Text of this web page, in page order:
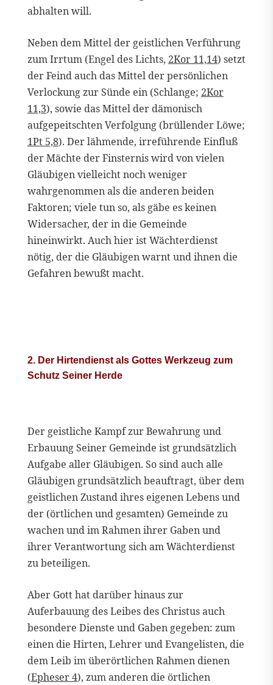
abhalten will.
Neben dem Mittel der geistlichen Verführung
zum Irrtum (Engel des Lichts, 2Kor 11,14) setzt
der Feind auch das Mittel der persönlichen
Verlockung zur Sünde ein (Schlange; 2Kor
11,3), sowie das Mittel der dämonisch
aufgepeitschten Verfolgung (brüllender Löwe;
1Pt 5,8). Der lähmende, irreführende Einfluß
der Mächte der Finsternis wird von vielen
Gläubigen vielleicht noch weniger
wahrgenommen als die anderen beiden
Faktoren; viele tun so, als gäbe es keinen
Widersacher, der in die Gemeinde
hineinwirkt. Auch hier ist Wächterdienst
nötig, der die Gläubigen warnt und ihnen die
Gefahren bewußt macht.
2. Der Hirtendienst als Gottes Werkzeug zum
Schutz Seiner Herde
Der geistliche Kampf zur Bewahrung und
Erbauung Seiner Gemeinde ist grundsätzlich
Aufgabe aller Gläubigen. So sind auch alle
Gläubigen grundsätzlich beauftragt, über dem
geistlichen Zustand ihres eigenen Lebens und
der (örtlichen und gesamten) Gemeinde zu
wachen und im Rahmen ihrer Gaben und
ihrer Verantwortung sich am Wächterdienst
zu beteiligen.
Aber Gott hat darüber hinaus zur
Auferbauung des Leibes des Christus auch
besondere Dienste und Gaben gegeben: zum
einen die Hirten, Lehrer und Evangelisten, die
dem Leib im überörtlichen Rahmen dienen
(Epheser 4), zum anderen die örtlichen